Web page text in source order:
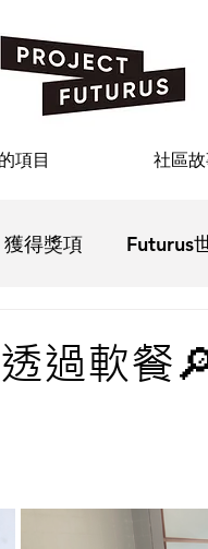
項目 社區
獲得獎項 Futurus
過軟餐